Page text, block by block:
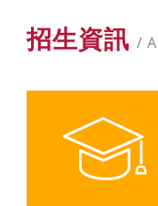
招生資訊 /